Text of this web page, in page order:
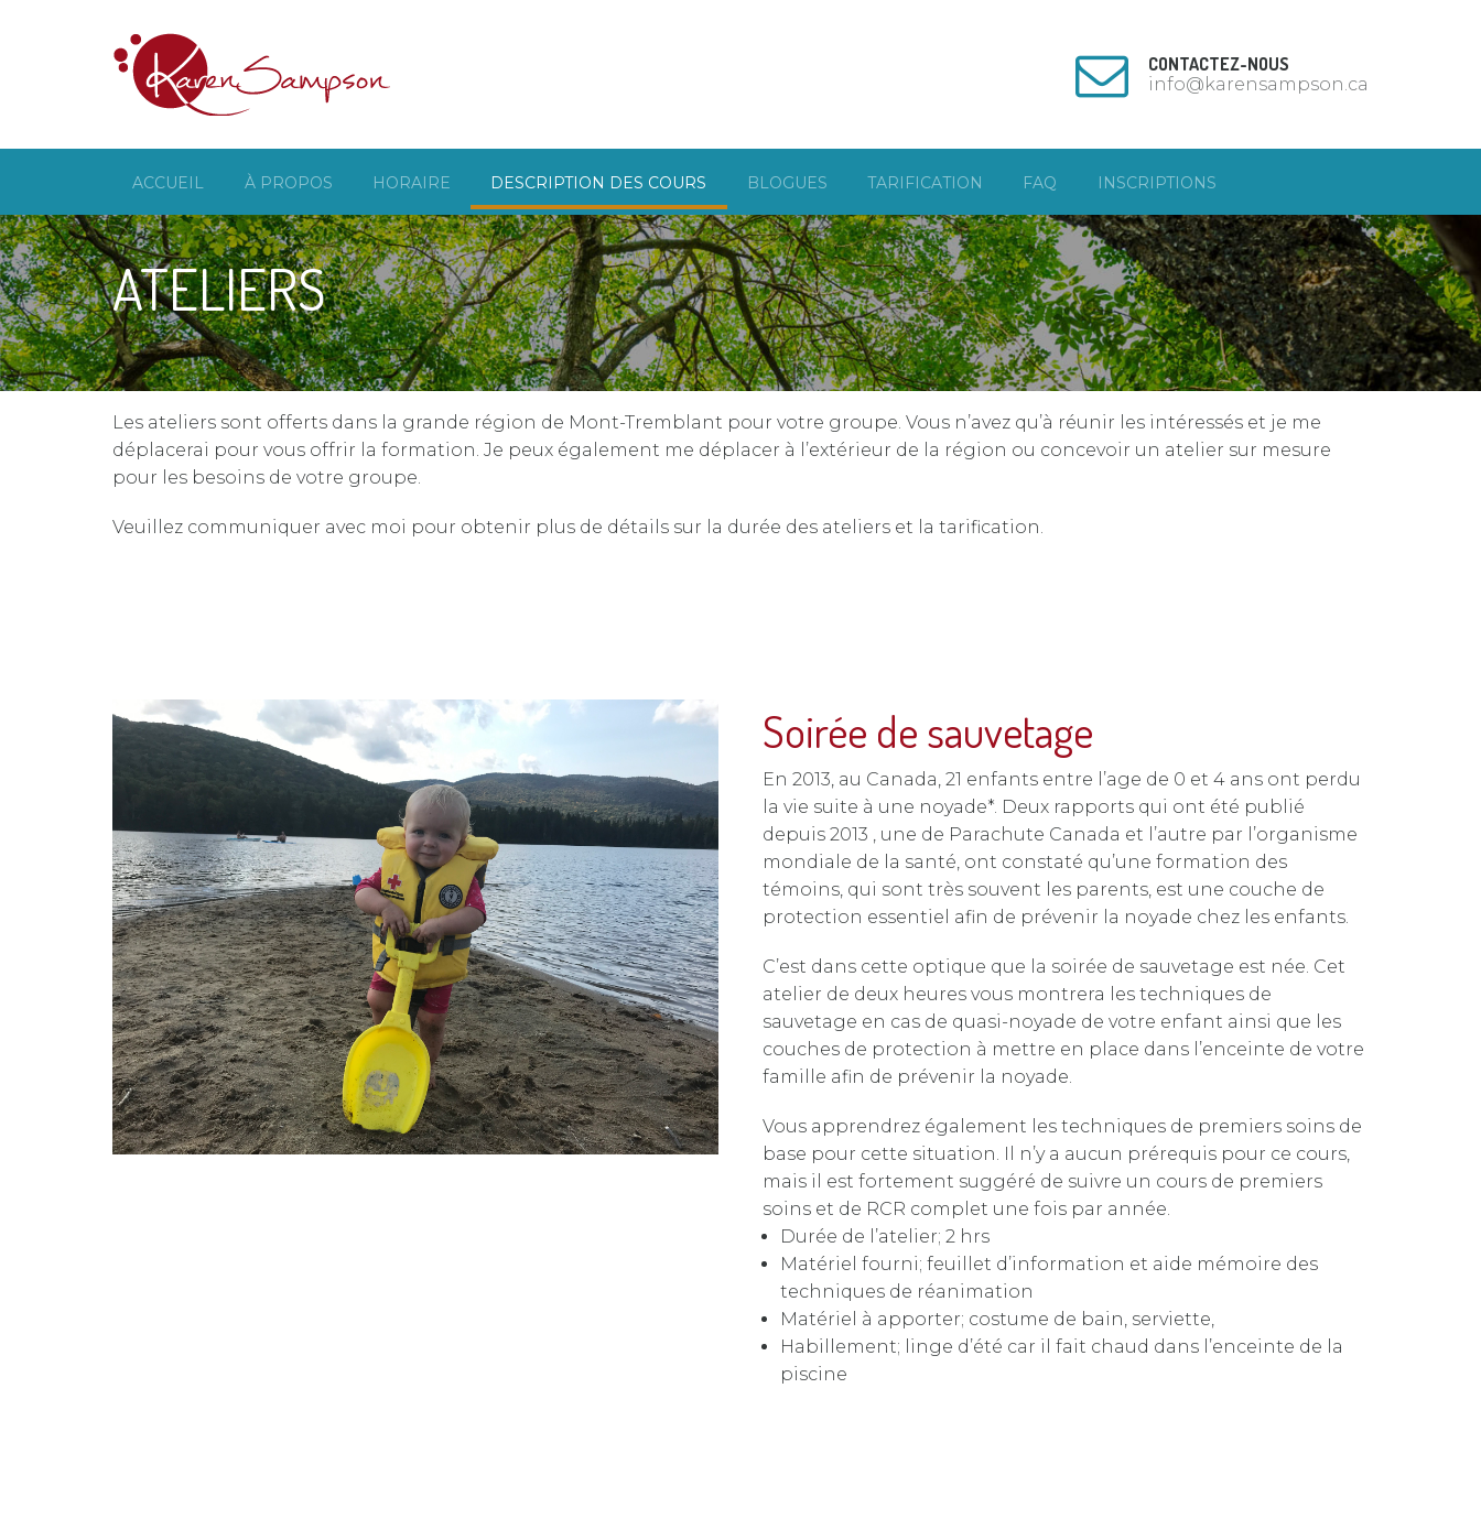
CONTACTEZ-NOUS
info@karensampson.ca
ACCUEIL À PROPOS HORAIRE DESCRIPTION DES COURS BLOGUES TARIFICATION FAQ INSCRIPTIONS
ATELIERS
Les ateliers sont offerts dans la grande région de Mont-Tremblant pour votre groupe. Vous n’avez qu’à réunir les intéressés et je me
déplacerai pour vous offrir la formation. Je peux également me déplacer à l’extérieur de la région ou concevoir un atelier sur mesure
pour les besoins de votre groupe.
Veuillez communiquer avec moi pour obtenir plus de détails sur la durée des ateliers et la tarification.
Soirée de sauvetage
En 2013, au Canada, 21 enfants entre l’age de 0 et 4 ans ont perdu
la vie suite à une noyade*. Deux rapports qui ont été publié
depuis 2013 , une de Parachute Canada et l’autre par l’organisme
mondiale de la santé, ont constaté qu’une formation des
témoins, qui sont très souvent les parents, est une couche de
protection essentiel afin de prévenir la noyade chez les enfants.
C’est dans cette optique que la soirée de sauvetage est née. Cet
atelier de deux heures vous montrera les techniques de
sauvetage en cas de quasi-noyade de votre enfant ainsi que les
couches de protection à mettre en place dans l’enceinte de votre
famille afin de prévenir la noyade.
Vous apprendrez également les techniques de premiers soins de
base pour cette situation. Il n’y a aucun prérequis pour ce cours,
mais il est fortement suggéré de suivre un cours de premiers
soins et de RCR complet une fois par année.
Durée de l’atelier; 2 hrs
Matériel fourni; feuillet d’information et aide mémoire des
techniques de réanimation
Matériel à apporter; costume de bain, serviette,
Habillement; linge d’été car il fait chaud dans l’enceinte de la
piscine